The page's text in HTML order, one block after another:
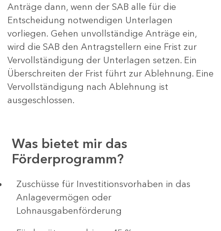
Anträge dann, wenn der SAB alle für die
Entscheidung notwendigen Unterlagen
vorliegen. Gehen unvollständige Anträge ein,
wird die SAB den Antragstellern eine Frist zur
Vervollständigung der Unterlagen setzen. Ein
Überschreiten der Frist führt zur Ablehnung. Eine
Vervollständigung nach Ablehnung ist
ausgeschlossen.
Was bietet mir das
Förderprogramm?
​​​​​​Zuschüsse für Investitionsvorhaben in das
Anlagevermögen oder
Lohnausgabenförderung